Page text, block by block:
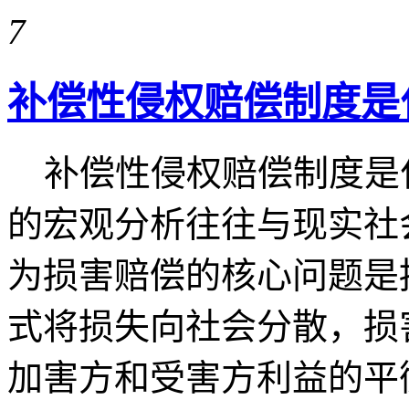
7
补偿性侵权赔偿制度
补偿性侵权赔偿制度是
的宏观分析往往与现实
为损害赔偿的核心问题
式将损失向社会分散，
加害方和受害方利益的